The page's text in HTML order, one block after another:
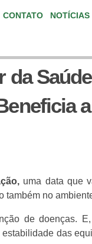
CONTATO NOTÍCIAS
uma data que
também no
de doenças.
das